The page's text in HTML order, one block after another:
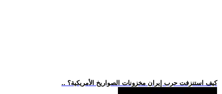
.. كيف استنزفت حرب إيران مخزونات الصواريخ الأمريكية؟